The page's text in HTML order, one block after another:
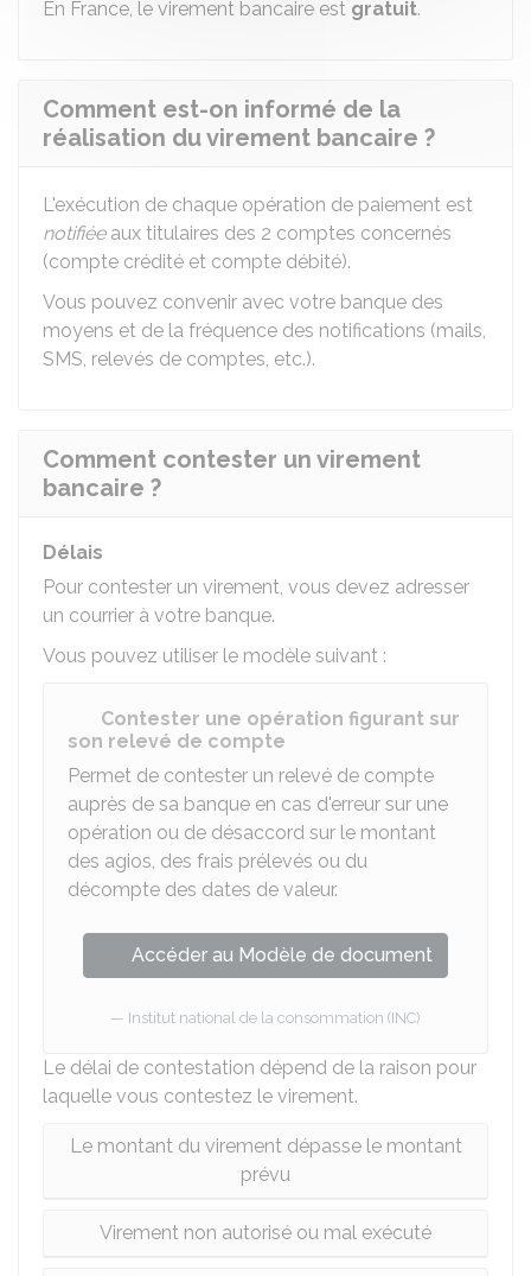
En France, le virement bancaire est gratuit.
Comment est-on informé de la
réalisation du virement bancaire ?
L'exécution de chaque opération de paiement est
notifiéeaux titulaires des 2 comptes concernés
(compte crédité et compte débité).
Vous pouvez convenir avec votre banque des
moyens et de la fréquence des notifications (mails,
SMS, relevés de comptes, etc.).
Comment contester un virement
bancaire ?
Délais
Pour contester un virement, vous devez adresser
un courrier à votre banque.
Vous pouvez utiliser le modèle suivant :
Contester une opération figurant sur
son relevé de compte
Permet de contester un relevé de compte
auprès de sa banque en cas d'erreur sur une
opération ou de désaccord sur le montant
des agios, des frais prélevés ou du
décompte des dates de valeur.
Accéder au Modèle de document
Institut national de la consommation (INC)
Le délai de contestation dépend de la raison pour
laquelle vous contestez le virement.
Le montant du virement dépasse le montant
prévu
Virement non autorisé ou mal exécuté